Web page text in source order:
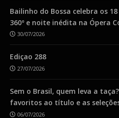
Bailinho do Bossa celebra os
360º e noite inédita na Ópera
30/07/2026
Ediçao 288
27/07/2026
Sem o Brasil, quem leva a
favoritos ao título e as
06/07/2026